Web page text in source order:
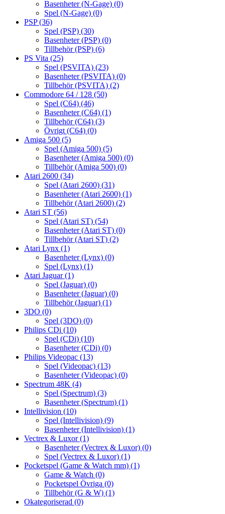
Basenheter (N-Gage) (0)
Spel (N-Gage) (0)
PSP(36)
Spel (PSP) (30)
Basenheter (PSP) (0)
Tillbehör (PSP) (6)
PS Vita (25)
Spel (PSVITA) (23)
Basenheter (PSVITA) (0)
Tillbehör (PSVITA) (2)
Commodore 64 / 128 (50)
Spel (C64) (46)
Basenheter (C64) (1)
Tillbehör (C64) (3)
Övrigt (C64) (0)
Amiga 500 (5)
Spel (Amiga 500) (5)
Basenheter (Amiga 500) (0)
Tillbehör (Amiga 500) (0)
Atari 2600 (34)
Spel (Atari 2600) (31)
Basenheter (Atari 2600) (1)
Tillbehör (Atari 2600) (2)
Atari ST (56)
Spel (Atari ST) (54)
Basenheter (Atari ST) (0)
Tillbehör (Atari ST) (2)
Atari Lynx (1)
Basenheter (Lynx) (0)
Spel (Lynx) (1)
Atari Jaguar(1)
Spel (Jaguar) (0)
Basenheter (Jaguar) (0)
Tillbehör (Jaguar) (1)
3DO (0)
Spel (3DO) (0)
Philips CDi (10)
Spel (CDi) (10)
Basenheter (CDi) (0)
Philips Videopac (13)
Spel (Videopac) (13)
Basenheter (Videopac) (0)
Spectrum 48K (4)
Spel (Spectrum) (3)
Basenheter (Spectrum) (1)
Intellivision (10)
Spel (Intellivision) (9)
Basenheter (Intellivision) (1)
Vectrex & Luxor(1)
Basenheter (Vectrex & Luxor) (0)
Spel (Vectrex & Luxor) (1)
Pocketspel (Game & Watch mm) (1)
Game & Watch (0)
Pocketspel Övriga (0)
Tillbehör (G & W) (1)
Okategoriserad (0)